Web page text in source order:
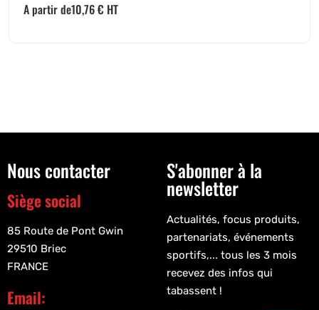
A partir de10,76€ HT
Nous contacter
Siège social
85 Route de Pont Gwin
29510 Briec
FRANCE
Email:
S'abonner à la
newsletter
Actualités, focus produits,
partenariats, événements
sportifs,... tous les 3 mois
recevez des infos qui
tabassent !